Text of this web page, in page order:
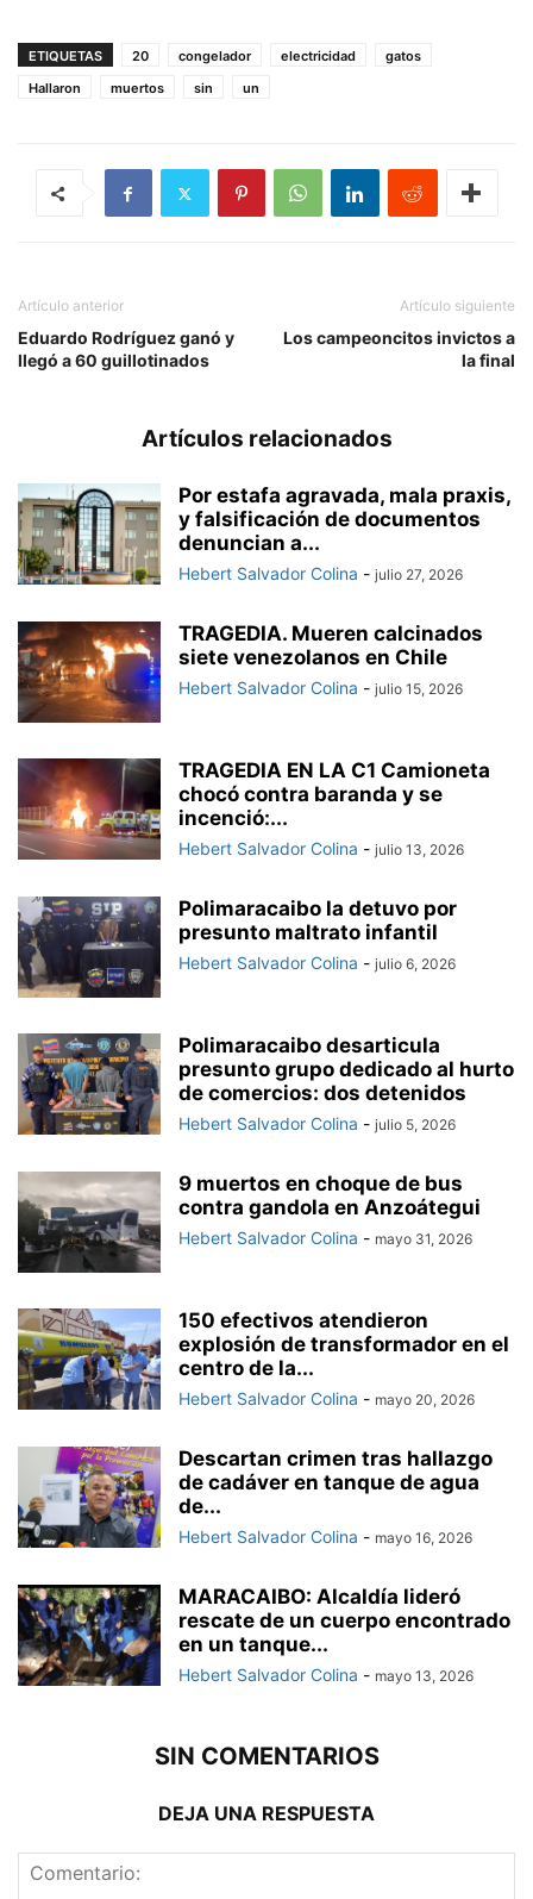
ETIQUETAS 20 congelador electricidad
gatos
Hallaron
muertos sin un
Artículo anterior
Eduardo Rodríguez ganó y
llegó a 60 guillotinados
Artículo siguiente
Los campeoncitos invictos a
la final
Artículos relacionados
Por estafa agravada, mala praxis,
y falsificación de documentos
denuncian a...
Hebert Salvador Colina - julio 27, 2026
TRAGEDIA. Mueren calcinados
siete venezolanos en Chile
Hebert Salvador Colina - julio 15, 2026
TRAGEDIA EN LA C1 Camioneta
chocó contra baranda y se
incenció:...
Hebert Salvador Colina - julio 13, 2026
Polimaracaibo la detuvo por
presunto maltrato infantil
Hebert Salvador Colina - julio 6, 2026
Polimaracaibo desarticula
presunto grupo dedicado al hurto
de comercios: dos detenidos
Hebert Salvador Colina - julio 5, 2026
9 muertos en choque de bus
contra gandola en Anzoátegui
Hebert Salvador Colina - mayo 31, 2026
150 efectivos atendieron
explosión de transformador en el
centro de la...
Hebert Salvador Colina - mayo 20, 2026
Descartan crimen tras hallazgo
de cadáver en tanque de agua
de...
Hebert Salvador Colina - mayo 16, 2026
MARACAIBO: Alcaldía lideró
rescate de un cuerpo encontrado
en un tanque...
Hebert Salvador Colina - mayo 13, 2026
SIN COMENTARIOS
DEJA UNA RESPUESTA